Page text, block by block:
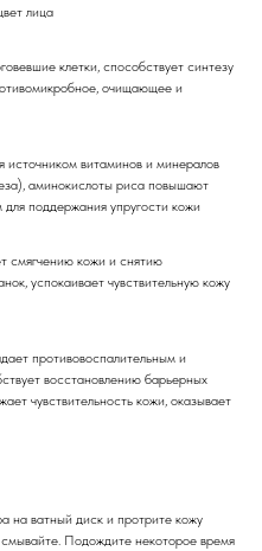
лица
клетки, способствует синтезу
очищающее и
источником витаминов и минералов
аминокислоты риса повышают
поддержания упругости кожи
смягчению кожи и снятию
успокаивает чувствительную кожу
противовоспалительным и
восстановлению барьерных
чувствительность кожи, оказывает
на ватный диск и протрите кожу
Подождите некоторое время